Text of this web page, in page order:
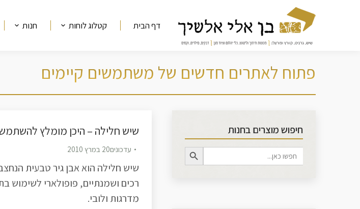
דף הבית קטלוג לוחות חנות
פתוח לאתרים חדשים של משתמשים קיימים
שיש חלילה – היכן מומלץ
עדכונים20 במרץ 2010
שיש חלילה הוא אבן גיר טבעית
רכים ושמנתיים, פופולארי לשימוש
מדרגות ולובי.
חיפוש מוצרים בחנות
Search
for:
Search Button